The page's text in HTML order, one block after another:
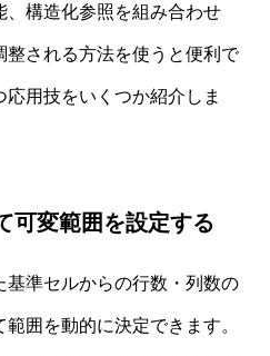
、構造化参照を組み合わせ
される方法を使うと便利で
用技をいくつか紹介しま
可変範囲を設定する
準セルからの行数・列数の
囲を動的に決定できます。